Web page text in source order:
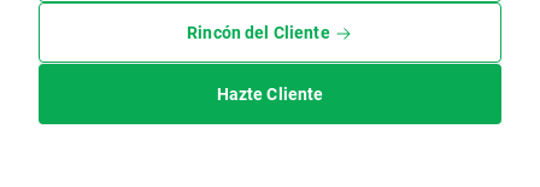
Rincón del Cliente
Hazte Cliente